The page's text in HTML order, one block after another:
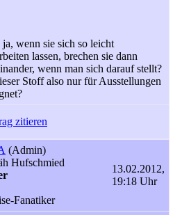
wenn sie sich so leicht
lassen, brechen sie dann
wenn man sich darauf stellt?
Stoff also nur für Ausstellungen
zitieren
(Admin)
Hufschmied
Fanatiker
13.02.2012,
19:18 Uhr